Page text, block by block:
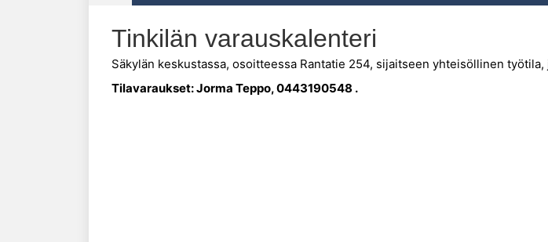
Tinkilän varauskalenteri
Säkylän keskustassa, osoitteessa Rantatie 254, sijaitseen yhteisöllinen
Tilavaraukset: Jorma Teppo, 0443190548 .